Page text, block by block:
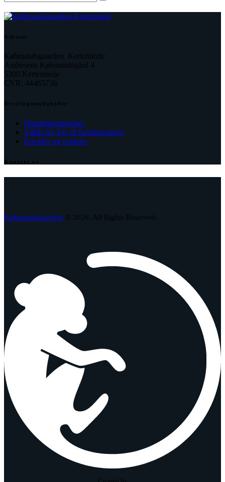
Adresse
Købmandsgaarden Kerteminde
Andresens Købmandsgård 4
5300 Kerteminde
CVR: 44465736
Betalingsmuligheder
Handelsbetingelser
Vilkår for leje af Samlingsstuen
Privatliv og cookies
Kontakt os
Købmandsgaarden © 2026. All Rights Reserved.